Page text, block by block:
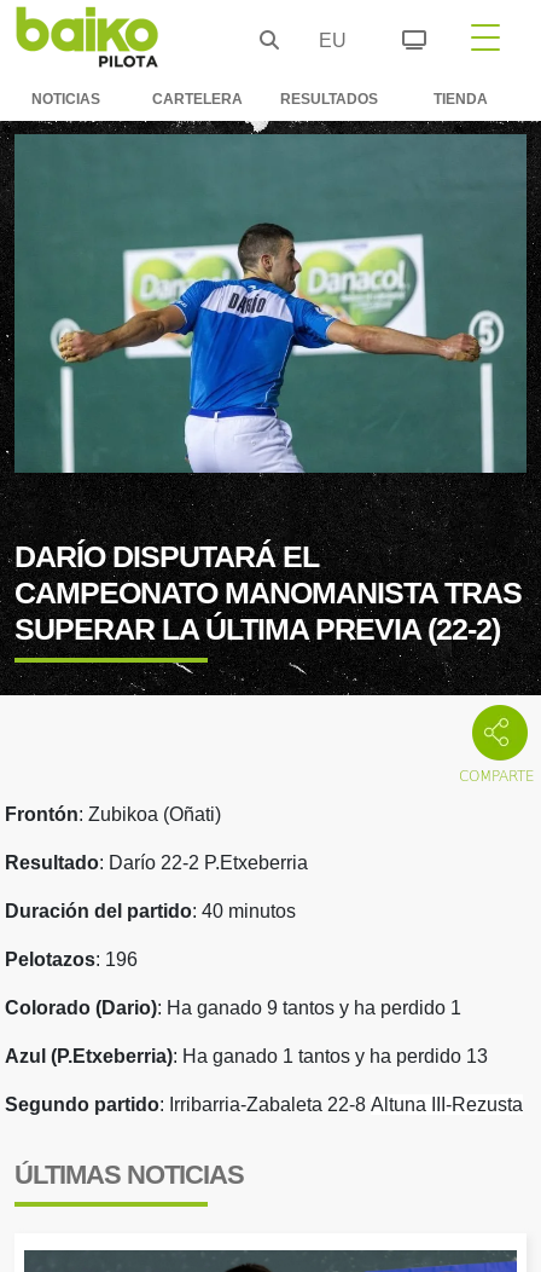
EU
NOTICIAS CARTELERA RESULTADOS TIENDA
DARÍO DISPUTARÁ EL
CAMPEONATO MANOMANISTA TRAS
SUPERAR LA ÚLTIMA PREVIA (22-2)
Frontón: Zubikoa (Oñati)
Resultado: Darío 22-2 P.Etxeberria
Duración del partido: 40 minutos
Pelotazos: 196
Colorado (Dario): Ha ganado 9 tantos y ha perdido 1
Azul (P.Etxeberria): Ha ganado 1 tantos y ha perdido 13
Segundo partido: Irribarria-Zabaleta 22-8 Altuna III-Rezusta
ÚLTIMAS NOTICIAS